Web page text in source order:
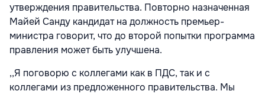
утверждения правительства. Повторно назначенная
Майей Санду кандидат на должность премьер-
министра говорит, что до второй попытки программа
правления может быть улучшена.
,,Я поговорю с коллегами как в ПДС, так и с
коллегами из предложенного правительства. Мы